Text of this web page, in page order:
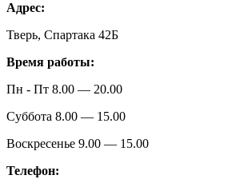
Адрес:
Тверь, Спартака 42Б
Время работы:
Пн - Пт 8.00 — 20.00
Суббота 8.00 — 15.00
Воскресенье 9.00 — 15.00
Телефон: